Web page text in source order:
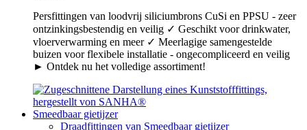
Persfittingen van loodvrij siliciumbrons CuSi en PPSU - zeer
ontzinkingsbestendig en veilig ✓ Geschikt voor drinkwater,
vloerverwarming en meer ✓ Meerlagige samengestelde
buizen voor flexibele installatie - ongecompliceerd en veilig
► Ontdek nu het volledige assortiment!
Smeedbaar gietijzer
Draadfittingen van Smeedbaar gietijzer